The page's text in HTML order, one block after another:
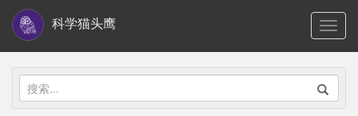
i
科学猫头鹰
搜
索：